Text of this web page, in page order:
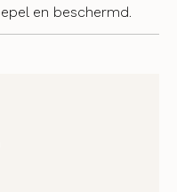
en beschermd.